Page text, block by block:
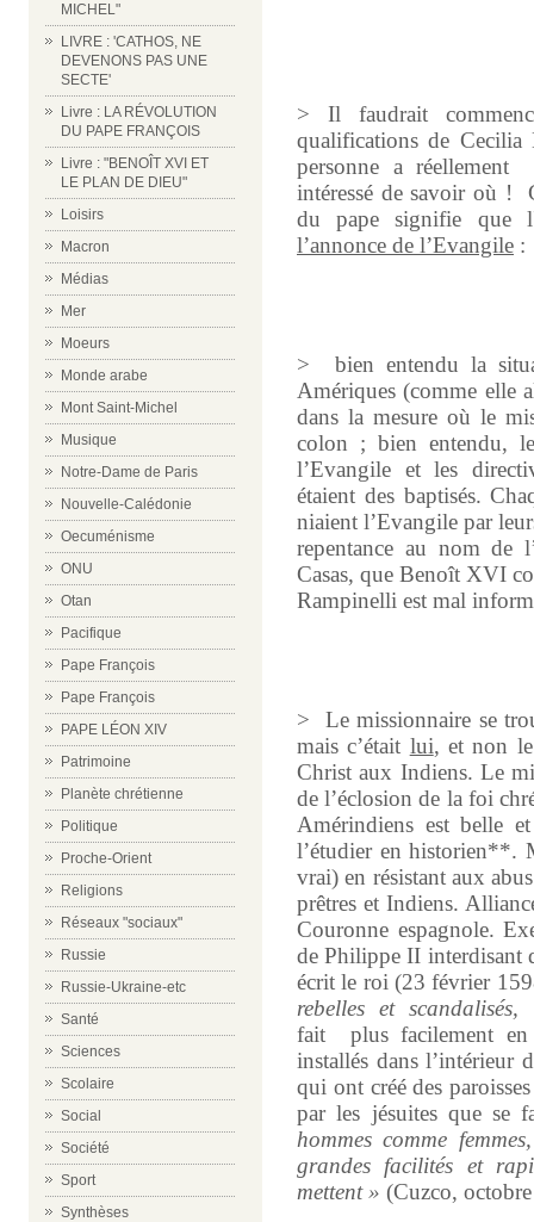
MICHEL"
LIVRE : 'CATHOS, NE
DEVENONS PAS UNE
SECTE'
Livre : LA RÉVOLUTION
DU PAPE FRANÇOIS
Livre : "BENOÎT XVI ET
LE PLAN DE DIEU"
Loisirs
Macron
Médias
Mer
Moeurs
Monde arabe
Mont Saint-Michel
Musique
Notre-Dame de Paris
Nouvelle-Calédonie
Oecuménisme
ONU
Otan
Pacifique
Pape François
Pape François
PAPE LÉON XIV
Patrimoine
Planète chrétienne
Politique
Proche-Orient
Religions
Réseaux "sociaux"
Russie
Russie-Ukraine-etc
Santé
Sciences
Scolaire
Social
Société
Sport
Synthèses
> Il faudrait
qualifications de
personne a réellement
intéressé de savoir où !
du pape signifie que
l’annonce de l’Evangile :
>
bien entendu la
Amériques (comme elle
dans la mesure où le
colon ; bien entendu,
l’Evangile et les
étaient des baptisés.
niaient l’Evangile par
repentance au nom de
Casas, que Benoît XVI
Rampinelli est mal
>
Le missionnaire se
mais c’était lui, et non
Christ aux Indiens. Le
de l’éclosion de la foi
Amérindiens est belle
l’étudier en historien**.
vrai) en résistant aux
prêtres et Indiens.
Couronne espagnole.
de Philippe II interdisant
écrit le roi (23 février
rebelles et
fait plus facilement en
installés dans l’intérieur
qui ont créé des
par les jésuites que se
hommes comme
grandes facilités et
mettent » (Cuzco,